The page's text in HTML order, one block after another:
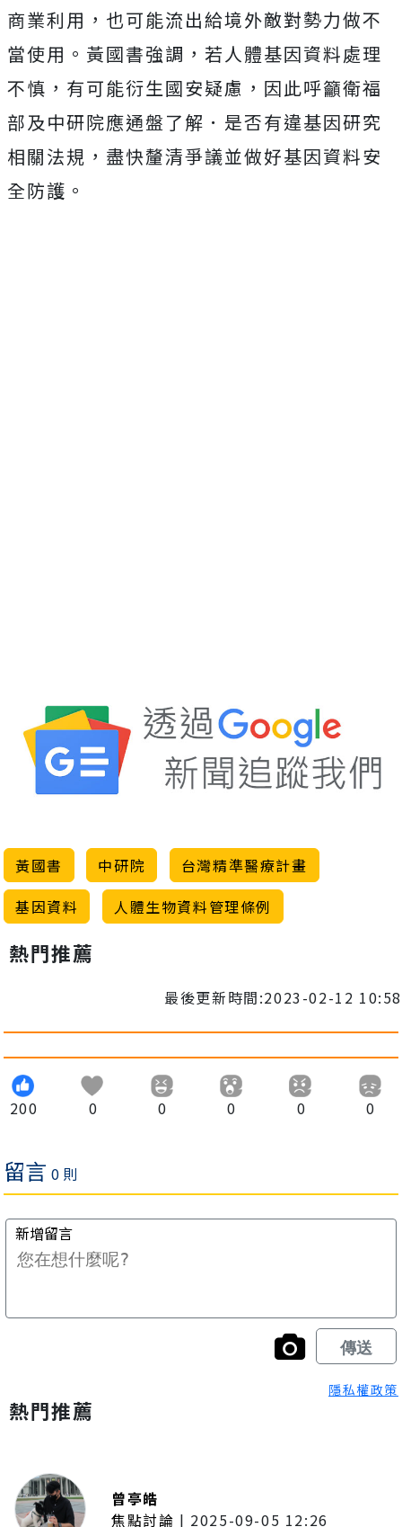
商業利用，也可能流出給境外敵對勢力做不
當使用。黃國書強調，若人體基因資料處理
不慎，有可能衍生國安疑慮，因此呼籲衛福
部及中研院應通盤了解．是否有違基因研究
相關法規，盡快釐清爭議並做好基因資料安
全防護。
黃國書 中研院
台灣精準醫療計畫
基因資料
人體生物資料管理條例
熱門推薦
最後更新時間:2023-02-12 10:58
200 0 0 0 0 0
隱私權政策
熱門推薦
曾亭皓
焦點討論 | 2025-09-05 12:26